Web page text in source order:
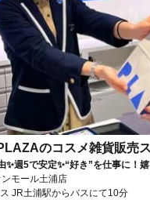
のコスメ雑貨販売
✨週5で安定✨“好き”を仕事に！
モール土浦店
JR土浦駅からバスにて10分